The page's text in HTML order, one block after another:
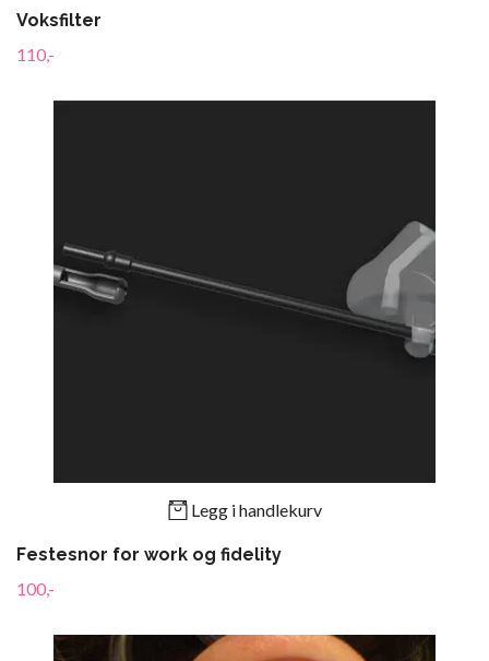
Voksfilter
110,-
Legg i handlekurv
Festesnor for work og fidelity
100,-